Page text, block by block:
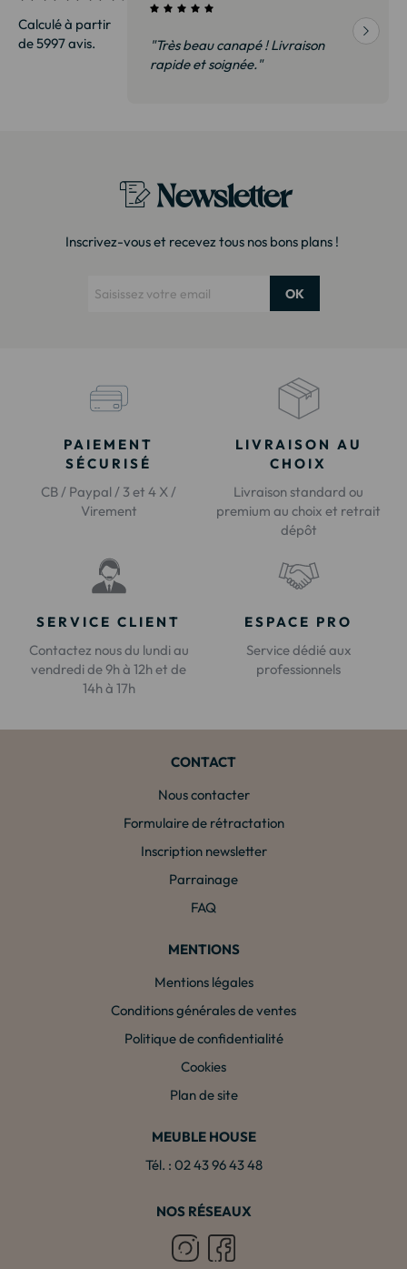
Calculé à partir
de 5997 avis.
"Très beau canapé ! Livraison
rapide et soignée."
Newsletter
Inscrivez-vous et recevez tous nos bons plans !
OK
PAIEMENT
SÉCURISÉ
CB / Paypal / 3 et 4 X /
Virement
LIVRAISON AU
CHOIX
Livraison standard ou
premium au choix et retrait
dépôt
SERVICE CLIENT
Contactez nous du lundi au
vendredi de 9h à 12h et de
14h à 17h
ESPACE PRO
Service dédié aux
professionnels
CONTACT
Nous contacter
Formulaire de rétractation
Inscription newsletter
Parrainage
FAQ
MENTIONS
Mentions légales
Conditions générales de ventes
Politique de confidentialité
Cookies
Plan de site
MEUBLE HOUSE
Tél. : 02 43 96 43 48
NOS RÉSEAUX